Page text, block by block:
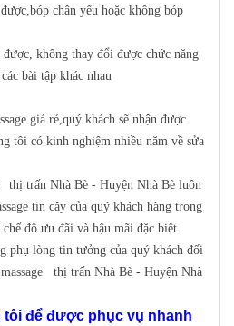
chân yếu hoặc không bóp
không thay đổi được chức năng
bài tập khác nhau
giá rẻ,quý khách sẽ nhận được
tôi có kinh nghiệm nhiều năm về sửa
thị trấn Nhà Bè - Huyện Nhà Bè luôn
tin cậy của quý khách hàng trong
độ ưu đãi và hậu mãi đặc biệt
phụ lòng tin tưởng của quý khách đối
thị trấn Nhà Bè - Huyện Nhà
tôi để được phục vụ nhanh